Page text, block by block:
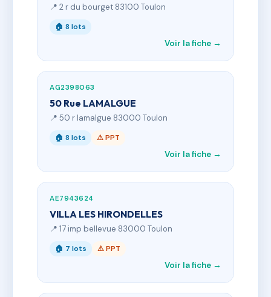
📍 2 r du bourget 83100 Toulon
🏠 8 lots
Voir la fiche →
AG2398063
50 Rue LAMALGUE
📍 50 r lamalgue 83000 Toulon
🏠 8 lots ⚠ PPT
Voir la fiche →
AE7943624
VILLA LES HIRONDELLES
📍 17 imp bellevue 83000 Toulon
🏠 7 lots ⚠ PPT
Voir la fiche →